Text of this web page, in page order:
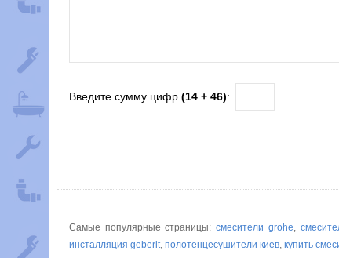
Введите сумму цифр (14 + 46):
Самые популярные страницы:смесители grohe,
инсталляция geberit, полотенцесушители киев, купить